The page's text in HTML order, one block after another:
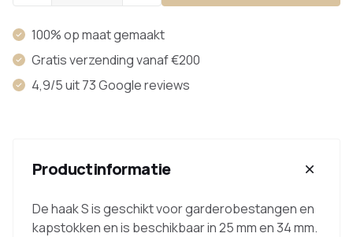
100% op maat gemaakt
Gratis verzending vanaf €200
4,9/5 uit 73 Google reviews
Productinformatie
De haak S is geschikt voor garderobestangen en
kapstokken en is beschikbaar in 25 mm en 34 mm.